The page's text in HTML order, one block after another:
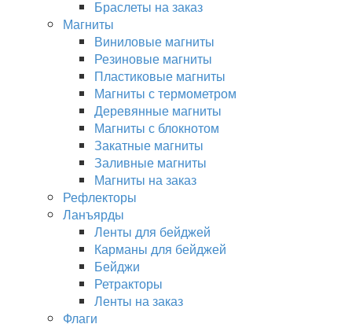
Браслеты на заказ
Магниты
Виниловые магниты
Резиновые магниты
Пластиковые магниты
Магниты с термометром
Деревянные магниты
Магниты с блокнотом
Закатные магниты
Заливные магниты
Магниты на заказ
Рефлекторы
Ланъярды
Ленты для бейджей
Карманы для бейджей
Бейджи
Ретракторы
Ленты на заказ
Флаги